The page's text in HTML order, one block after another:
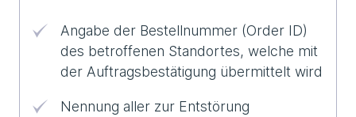
Angabe der Bestellnummer (Order ID)
des betroffenen Standortes, welche mit
der Auftragsbestätigung übermittelt wird
Nennung aller zur Entstörung